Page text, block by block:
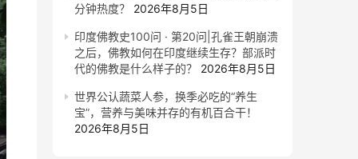
分钟热度？
2026年8月5日
印度佛教史100问 · 第20问|孔雀王朝崩溃
之后，佛教如何在印度继续生存？部派时
代的佛教是什么样子的？
2026年8月5日
世界公认蔬菜人参，换季必吃的“养生
宝”，营养与美味并存的有机百合干！
2026年8月5日